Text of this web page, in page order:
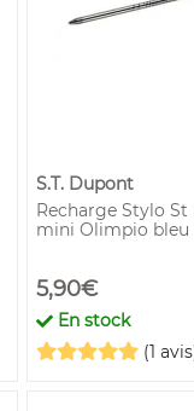
S.T. Dupont
Recharge Stylo
mini Olimpio bleu
5,90€
En stock
(1